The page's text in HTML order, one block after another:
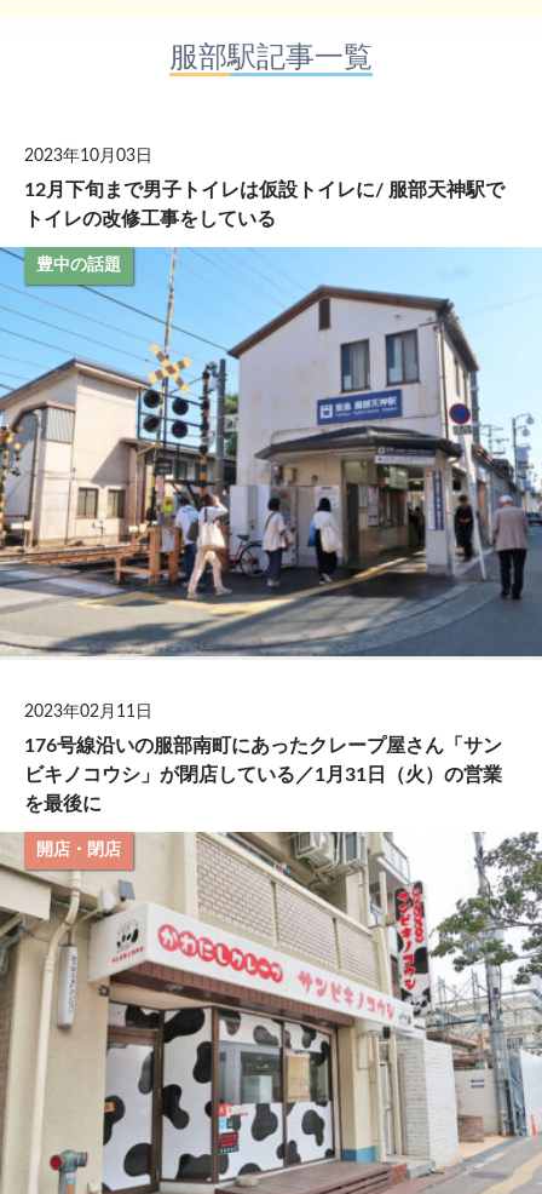
WORK」のご
掲載につきま
服部駅記事一覧
2023年10月03日
12月下旬まで男子トイレは仮設トイレに/ 服部天神駅で
トイレの改修工事をしている
豊中の話題
2023年02月11日
176号線沿いの服部南町にあったクレープ屋さん「サン
ビキノコウシ」が閉店している／1月31日（火）の営業
を最後に
開店・閉店